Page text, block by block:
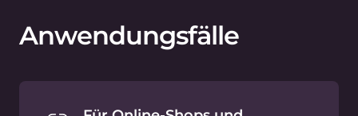
heutigen Online-Shoppings. Käufer können
hunderte von Bildern betrachten, bevor sie ein
bieten, um im Zoom-Modus gut dargestellt zu